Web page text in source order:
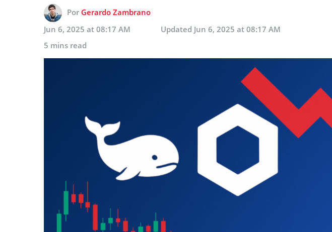
Por Gerardo Zambrano
Jun 6, 2025 at 08:17 AM
Updated Jun 6, 2025 at 08:17 AM
5 mins read